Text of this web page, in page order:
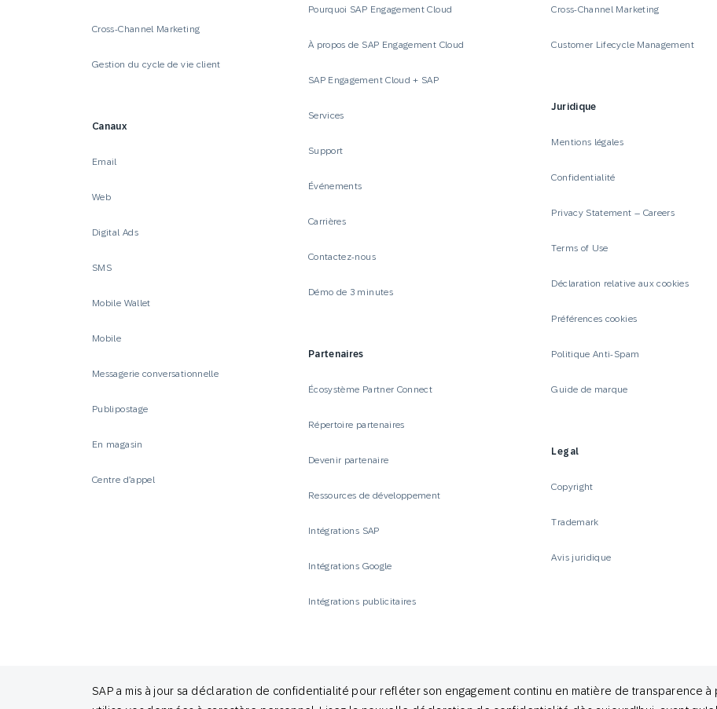
SAP a mis à jour sa déclaration de confidentialité pour refléter son engagement continu en matière de transparence
Cross-Channel Marketing
Gestion du cycle de vie client
Canaux
Email
Web
Digital Ads
SMS
Mobile Wallet
Mobile
Messagerie conversationnelle
Publipostage
En magasin
Centre d’appel
Pourquoi SAP Engagement Cloud
À propos de SAP Engagement Cloud
SAP Engagement Cloud + SAP
Services
Support
Événements
Carrières
Contactez-nous
Démo de 3 minutes
Partenaires
Écosystème Partner Connect
Répertoire partenaires
Devenir partenaire
Ressources de développement
Intégrations SAP
Intégrations Google
Intégrations publicitaires
Cross-Channel Marketing
Customer Lifecycle Management
Juridique
Mentions légales
Confidentialité
Privacy Statement – Careers
Terms of Use
Déclaration relative aux cookies
Préférences cookies
Politique Anti-Spam
Guide de marque
Legal
Copyright
Trademark
Avis juridique
© 2026 SAP Engagement Cloud. All rights reserved.